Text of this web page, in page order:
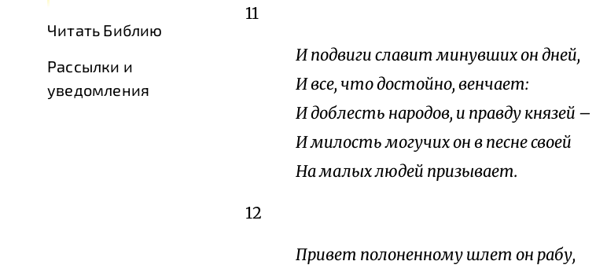
Читать Библию
Рассылки и
уведомления
11
И подвиги славит минувших он дней,
И все, что достойно, венчает:
И доблесть народов, и правду князей –
И милость могучих он в песне своей
На малых людей призывает.
12
Привет полоненному шлет он рабу,